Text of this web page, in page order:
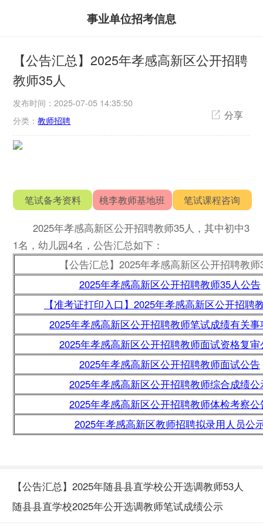
事业单位招考信息
【公告汇总】2025年孝感高新区公开招聘
教师35人
发布时间：2025-07-05 14:35:50
分类：教师招聘 分享
笔试备考资料 桃李教师基地班 笔试课程咨询
2025年孝感高新区公开招聘教师35人，其中初中3
1名，幼儿园4名，公告汇总如下：
【公告汇总】2025年孝感高新区公开招聘教师
2025年孝感高新区公开招聘教师35人公告
【准考证打印入口】2025年孝感高新区公开招聘
2025年孝感高新区公开招聘教师笔试成绩有关
2025年孝感高新区公开招聘教师面试资格复审
2025年孝感高新区公开招聘教师面试公告
2025年孝感高新区公开招聘教师综合成绩公
2025年孝感高新区公开招聘教师体检考察公
2025年孝感高新区教师招聘拟录用人员公
【公告汇总】2025年随县县直学校公开选调教师53人
随县县直学校2025年公开选调教师笔试成绩公示